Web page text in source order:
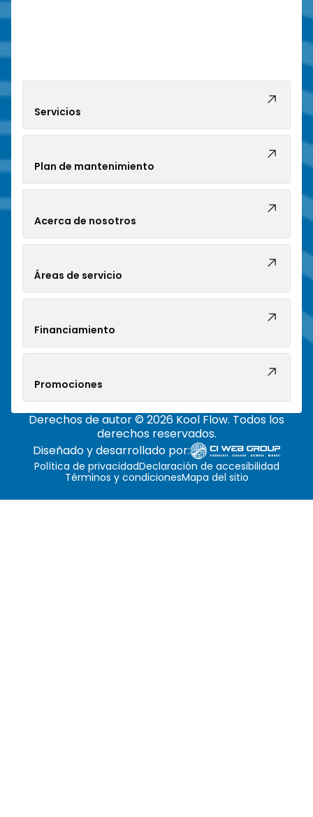
Servicios
Plan de mantenimiento
Acerca de nosotros
Áreas de servicio
Financiamiento
Promociones
Derechos de autor © 2026 Kool Flow. Todos los
derechos reservados.
Diseñado y desarrollado por:
Política de privacidadDeclaración de accesibilidad
Términos y condicionesMapa del sitio